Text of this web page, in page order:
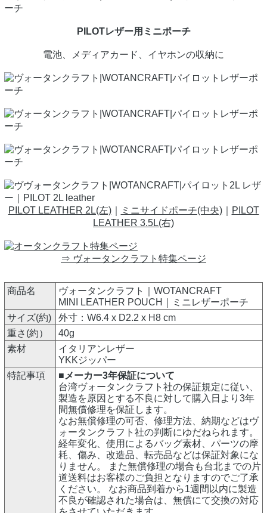
PILOTレザー用ミニポーチ
電池、メディアカード、イヤホンの収納に
PILOT LEATHER 2L(左)｜ ミニサイドポーチ(中央)｜
PILOT
LEATHER 3.5L(右)
⇒ ヴォータンクラフト特集ページ
商品名
ヴォータンクラフト｜WOTANCRAFT
MINI LEATHER POUCH｜ミニレザーポーチ
サイズ(約)
外寸：W6.4 x D2.2 x H8 cm
重さ(約）
40g
素材
イタリアンレザー
YKKジッパー
特記事項
■メーカー3年保証について
台湾ヴォータンクラフト社の保証規定に従い、
製造を原因とする不良に対して購入日より3年
間無償修理を保証します。
なお無償修理の可否、修理方法、納期などはヴ
ォータンクラフト社の判断にゆだねられます。
経年変化、使用によるバッグ素材、パーツの摩
耗、傷み、改造品、転売品などは保証対象にな
りません。 また無償修理の場合も台北までの片
道送料はお客様のご負担となりますのでご了承
ください。 なお商品到着から1週間以内に製造
不良が確認された場合は、無償にて交換の対応